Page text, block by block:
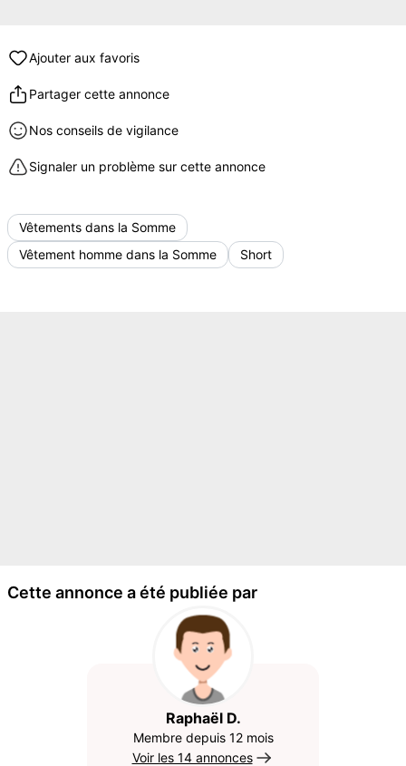
Ajouter aux favoris
Partager cette annonce
Nos conseils de vigilance
Signaler un problème sur cette annonce
Vêtements dans la Somme
Vêtement homme dans la Somme
Short
Cette annonce a été publiée par
Raphaël D.
Membre depuis 12 mois
Voir les 14 annonces